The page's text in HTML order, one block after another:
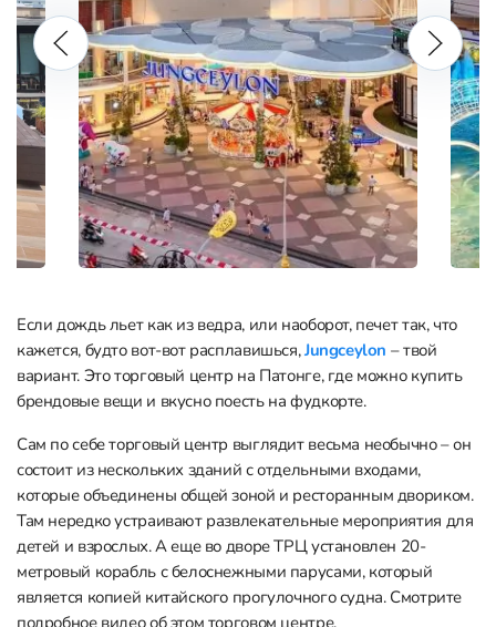
Если дождь льет как из ведра, или наоборот, печет так, что
кажется, будто вот-вот расплавишься,Jungceylon – твой
вариант. Это торговый центр на Патонге, где можно купить
брендовые вещи и вкусно поесть на фудкорте.
Сам по себе торговый центр выглядит весьма необычно – он
состоит из нескольких зданий с отдельными входами,
которые объединены общей зоной и ресторанным двориком.
Там нередко устраивают развлекательные мероприятия для
детей и взрослых. А еще во дворе ТРЦ установлен 20-
метровый корабль с белоснежными парусами, который
является копией китайского прогулочного судна. Смотрите